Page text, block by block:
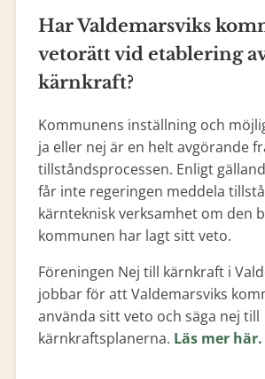
Har Valdemarsviks
vetorätt vid etablering
kärnkraft?
Kommunens inställning och
ja eller nej är en helt avgörande
tillståndsprocessen. Enligt
får inte regeringen meddela
kärnteknisk verksamhet om den
kommunen har lagt sitt veto.
Föreningen Nej till kärnkraft i
jobbar för att Valdemarsviks
använda sitt veto och säga nej till
kärnkraftsplanerna. Läs mer här.